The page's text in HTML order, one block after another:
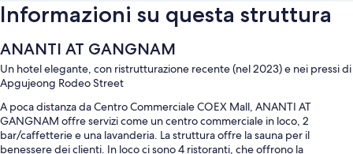
Informazioni su questa struttura
ANANTI AT GANGNAM
Un hotel elegante, con ristrutturazione recente (nel 2023) e nei pressi di
Apgujeong Rodeo Street
A poca distanza da Centro Commerciale COEX Mall, ANANTI AT
GANGNAM offre servizi come un centro commerciale in loco, 2
bar/caffetterie e una lavanderia. La struttura offre la sauna per il
benessere dei clienti. In loco ci sono 4 ristoranti, che offrono la